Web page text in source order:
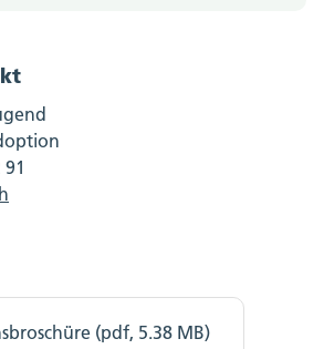
(pdf, 5.38 MB)